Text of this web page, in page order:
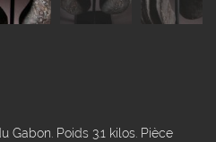
Gabon. Poids 3.1 kilos. Pièce